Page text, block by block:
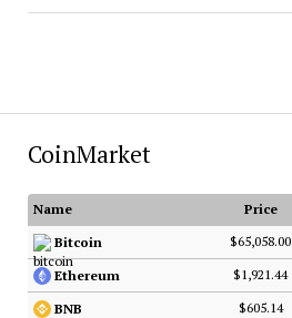
CoinMarket
Name Price
Bitcoin
$65,058.00
Ethereum $1,921.44
BNB $605.14